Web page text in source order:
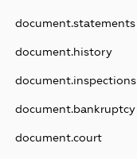
document.statements
document.history
document.inspections
document.bankruptcy
document.court